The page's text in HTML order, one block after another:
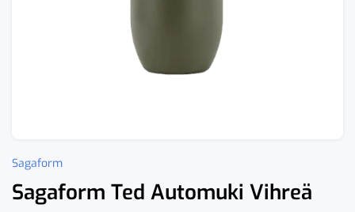
Sagaform
Sagaform Ted Automuki Vihreä